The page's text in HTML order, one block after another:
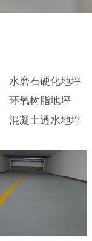
水磨石硬化地坪
环氧树脂地坪
混凝土透水地坪